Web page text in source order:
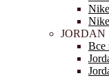
JORDAN
Все